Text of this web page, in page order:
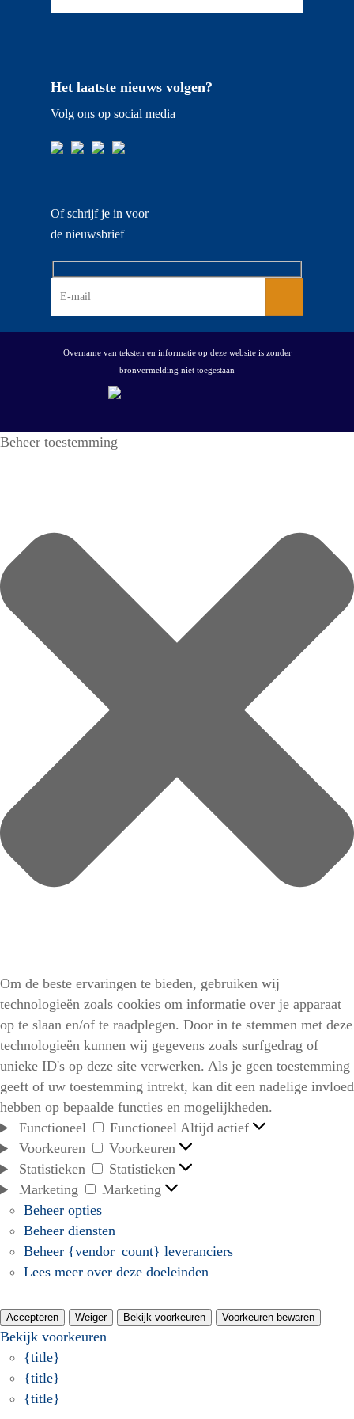
Het laatste nieuws volgen?
Volg ons op social media
Of schrijf je in voor
de nieuwsbrief
Overname van teksten en informatie op deze website is zonder
bronvermelding niet toegestaan
Beheer toestemming
Om de beste ervaringen te bieden, gebruiken wij
technologieën zoals cookies om informatie over je apparaat
op te slaan en/of te raadplegen. Door in te stemmen met deze
technologieën kunnen wij gegevens zoals surfgedrag of
unieke ID's op deze site verwerken. Als je geen toestemming
geeft of uw toestemming intrekt, kan dit een nadelige invloed
hebben op bepaalde functies en mogelijkheden.
Functioneel
Functioneel Altijd actief
Voorkeuren
Voorkeuren
Statistieken
Statistieken
Marketing
Marketing
Beheer opties
Beheer diensten
Beheer {vendor_count} leveranciers
Lees meer over deze doeleinden
Accepteren Weiger Bekijk voorkeuren Voorkeuren bewaren
Bekijk voorkeuren
{title}
{title}
{title}